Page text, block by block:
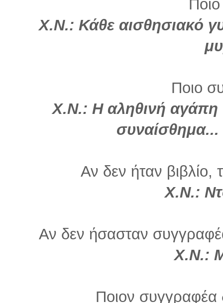
Χ.Ν.: Κάθε αισθησιακό
Ποιο
Χ.Ν.: Η αληθινή αγάπη
Αν δεν ήταν βιβλίο,
Χ.Ν.:
Αν δεν ήσασταν
Χ.Ν.:
Ποιον συγγραφέα